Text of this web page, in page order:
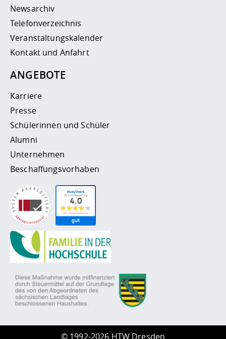
Newsarchiv
Telefonverzeichnis
Veranstaltungskalender
Kontakt und Anfahrt
ANGEBOTE
Karriere
Presse
Schülerinnen und Schüler
Alumni
Unternehmen
Beschaffungsvorhaben
© 1992-2026 HTW Dresden